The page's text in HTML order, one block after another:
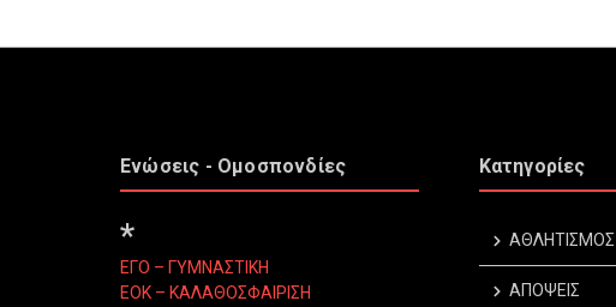
Ενώσεις - Ομοσπονδίες
*
ΕΓΟ – ΓΥΜΝΑΣΤΙΚΗ
ΕΟΚ – ΚΑΛΑΘΟΣΦΑΙΡΙΣΗ
Κατηγορίες
ΑΘΛΗΤΙΣΜΟΣ
ΑΠΟΨΕΙΣ